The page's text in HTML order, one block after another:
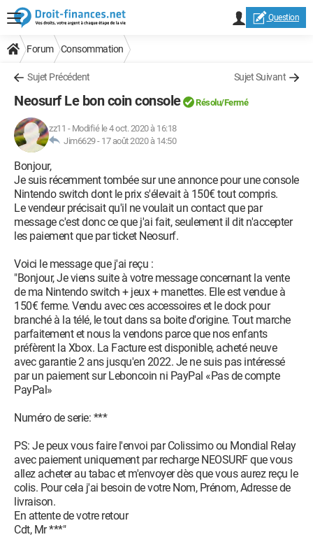
Question
Forum Consommation
Sujet Précédent Sujet Suivant
Neosurf Le bon coin console Résolu/Fermé
zz11 - Modifié le 4 oct. 2020 à 16:18
Jim6629 - 17 août 2020 à 14:50
Bonjour,
Je suis récemment tombée sur une annonce pour une console
Nintendo switch dont le prix s'élevait à 150€ tout compris.
Le vendeur précisait qu'il ne voulait un contact que par
message c'est donc ce que j'ai fait, seulement il dit n'accepter
les paiement que par ticket Neosurf.
Voici le message que j'ai reçu :
"Bonjour, Je viens suite à votre message concernant la vente
de ma Nintendo switch + jeux + manettes. Elle est vendue à
150€ ferme. Vendu avec ces accessoires et le dock pour
branché à la télé, le tout dans sa boite d'origine. Tout marche
parfaitement et nous la vendons parce que nos enfants
préfèrent la Xbox. La Facture est disponible, acheté neuve
avec garantie 2 ans jusqu'en 2022. Je ne suis pas intéressé
par un paiement sur Leboncoin ni PayPal «Pas de compte
PayPal»
Numéro de serie: ***
PS: Je peux vous faire l'envoi par Colissimo ou Mondial Relay
avec paiement uniquement par recharge NEOSURF que vous
allez acheter au tabac et m'envoyer dès que vous aurez reçu le
colis. Pour cela j'ai besoin de votre Nom, Prénom, Adresse de
livraison.
En attente de votre retour
Cdt, Mr ***"